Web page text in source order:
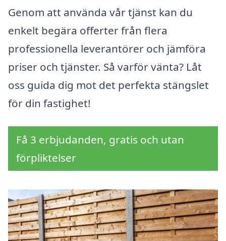
Genom att använda vår tjänst kan du
enkelt begära offerter från flera
professionella leverantörer och jämföra
priser och tjänster. Så varför vänta? Låt
oss guida dig mot det perfekta stängslet
för din fastighet!
Få 3 erbjudanden, gratis och utan
förpliktelser